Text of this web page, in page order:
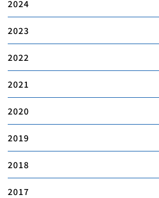
2024
2023
2022
2021
2020
2019
2018
2017